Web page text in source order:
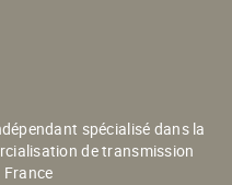
spécialisé dans la
de transmission